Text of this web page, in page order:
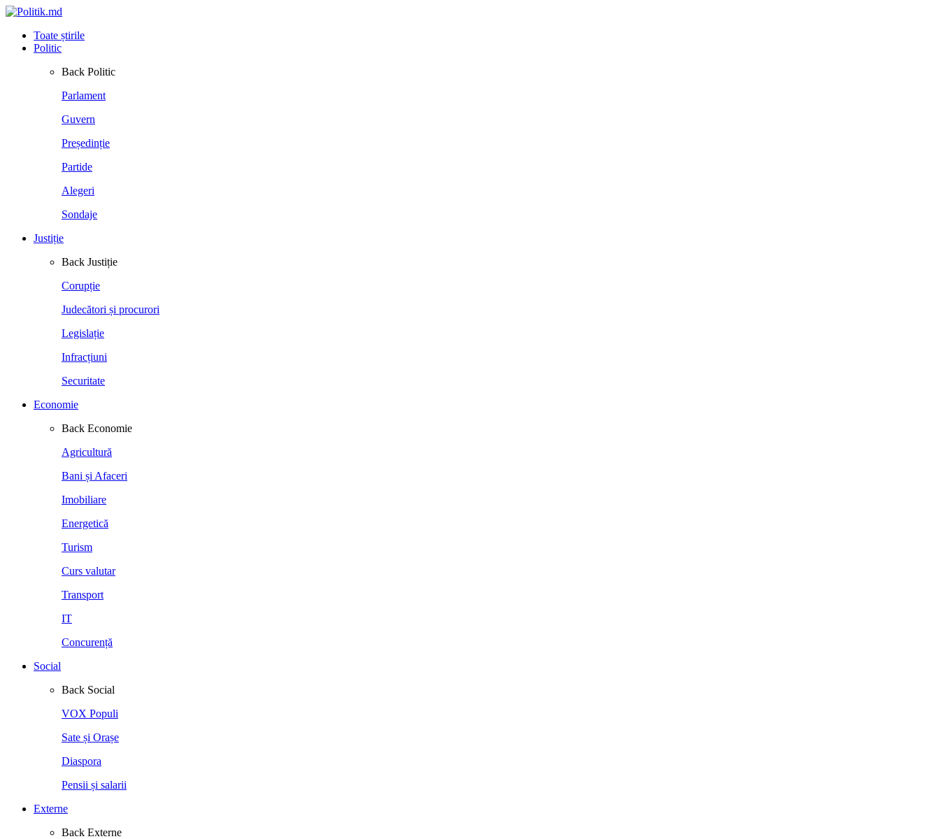
Toate știrile
Politic
Back Politic
Parlament
Guvern
Președinție
Partide
Alegeri
Sondaje
Justiție
Back Justiție
Corupție
Judecători și procurori
Legislație
Infracțiuni
Securitate
Economie
Back Economie
Agricultură
Bani și Afaceri
Imobiliare
Energetică
Turism
Curs valutar
Transport
IT
Concurență
Social
Back Social
VOX Populi
Sate și Orașe
Diaspora
Pensii și salarii
Externe
Back Externe